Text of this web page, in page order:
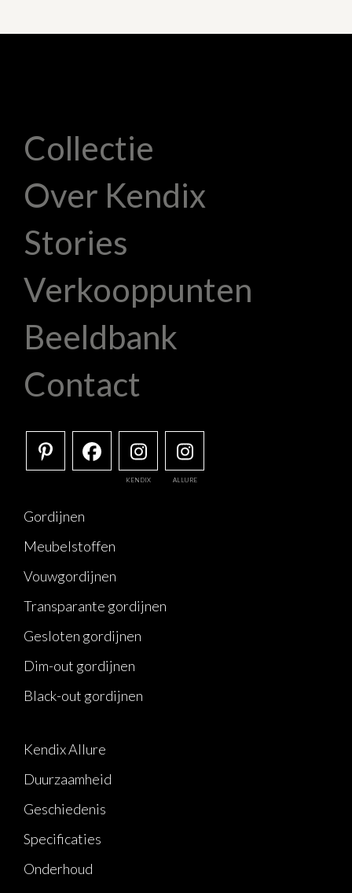
Collectie
Over Kendix
Stories
Verkooppunten
Beeldbank
Contact
KENDIX ALLURE
Gordijnen
Meubelstoffen
Vouwgordijnen
Transparante gordijnen
Gesloten gordijnen
Dim-out gordijnen
Black-out gordijnen
Kendix Allure
Duurzaamheid
Geschiedenis
Specificaties
Onderhoud